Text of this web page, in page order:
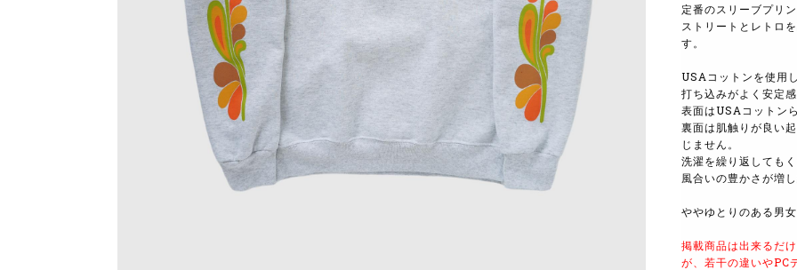
定番のスリーブプリン
ストリートとレトロ
す。
USAコットンを使用
打ち込みがよく安定
表面はUSAコットン
裏面は肌触りが良い
じません。
洗濯を繰り返しても
風合いの豊かさが増
ややゆとりのある男
掲載商品は出来るだ
が、若干の違いやPC